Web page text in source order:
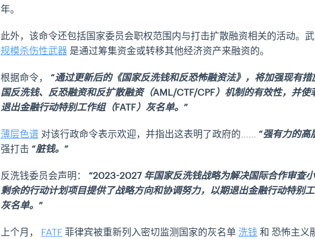
年。
此外，该命令还包括国家委员会职权范围内与打击扩散融资相关的活动。
规模杀伤性武器 是通过筹集资金或转移其他经济资产来融资的。
根据命令， “通过更新后的《国家反洗钱和反恐怖融资法》，将加强现有措
国反洗钱、反恐融资和反扩散融资（AML/CTF/CPF）机制的有效性，并使
退出金融行动特别工作组（FATF）灰名单。”
薄层色谱 对该行政命令表示欢迎，并指出这表明了政府的…… “强有力的高
强打击 “脏钱。”
反洗钱委员会声明： “2023-2027 年国家反洗钱战略为解决国际合作审查
剩余的行动计划项目提供了战略方向和协调努力，以期退出金融行动特别工
灰名单。”
上个月， FATF 菲律宾被重新列入密切监测国家的灰名单 洗钱 和 恐怖主义